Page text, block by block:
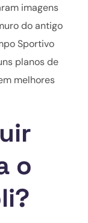
imagens
do antigo
Sportivo
planos de
melhores
o